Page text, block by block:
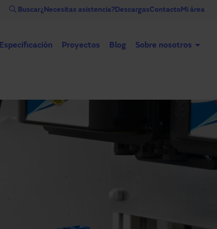
Buscar¿Necesitas asistencia?DescargasContactoMi área
Especificación Proyectos Blog Sobre nosotros